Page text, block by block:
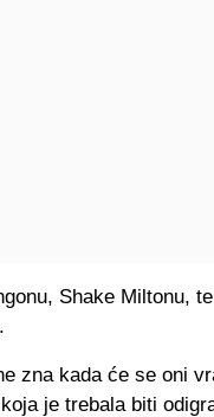
Shake Miltonu,
zna kada će se oni
je trebala biti